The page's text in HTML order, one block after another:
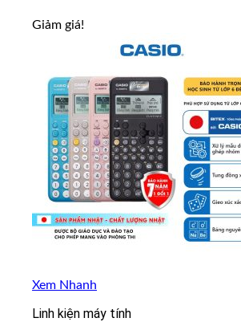
Giảm giá!
Xem Nhanh
Linh kiện máy tính